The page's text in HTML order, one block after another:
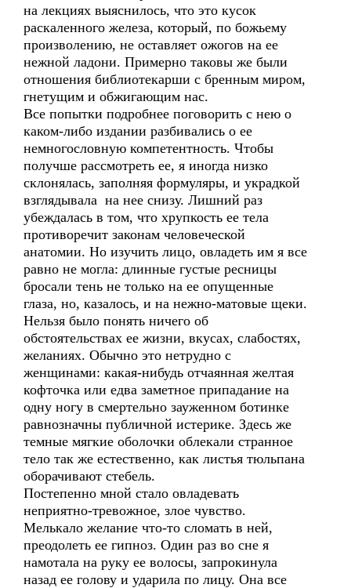
на лекциях выяснилось, что это кусок
раскаленного железа, который, по божьему
произволению, не оставляет ожогов на ее
нежной ладони. Примерно таковы же были
отношения библиотекарши с бренным миром,
гнетущим и обжигающим нас.
Все попытки подробнее поговорить с нею о
каком-либо издании разбивались о ее
немногословную компетентность. Чтобы
получше рассмотреть ее, я иногда низко
склонялась, заполняя формуляры, и украдкой
взглядывала на нее снизу. Лишний раз
убеждалась в том, что хрупкость ее тела
противоречит законам человеческой
анатомии. Но изучить лицо, овладеть им я все
равно не могла: длинные густые ресницы
бросали тень не только на ее опущенные
глаза, но, казалось, и на нежно-матовые щеки.
Нельзя было понять ничего об
обстоятельствах ее жизни, вкусах, слабостях,
желаниях. Обычно это нетрудно с
женщинами: какая-нибудь отчаянная желтая
кофточка или едва заметное припадание на
одну ногу в смертельно зауженном ботинке
равнозначны публичной истерике. Здесь же
темные мягкие оболочки облекали странное
тело так же естественно, как листья тюльпана
оборачивают стебель.
Постепенно мной стало овладевать
неприятно-тревожное, злое чувство.
Мелькало желание что-то сломать в ней,
преодолеть ее гипноз. Один раз во сне я
намотала на руку ее волосы, запрокинула
назад ее голову и ударила по лицу. Она все